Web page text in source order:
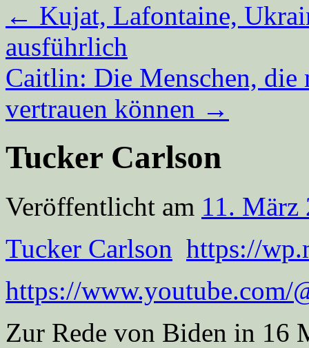
← Kujat, Lafontaine,
ausführlich
Caitlin: Die Menschen, die
vertrauen können →
Tucker Carlson
Veröffentlicht am 11. März
Tucker Carlson https://
https://www.youtube.com/
Zur Rede von Biden in 16